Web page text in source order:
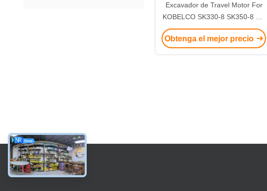
Excavador de Travel Motor For
KOBELCO SK330-8 SK350-8 del
excavador GM60
Obtenga el mejor precio